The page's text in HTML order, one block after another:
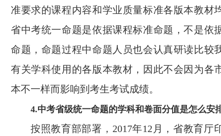
准要求的课程内容和学业质量标准各版本教材
省中考统一命题是依据课程标准命题，不是依
命题，命题过程中命题人员也会认真研读比较
有关学科使用的各版本教材，因此不会因为各
本不一样而影响到考生考试成绩。
4.中考省级统一命题的学科和卷面分值是怎么安
按照教育部部署，2017年12月，省教育厅